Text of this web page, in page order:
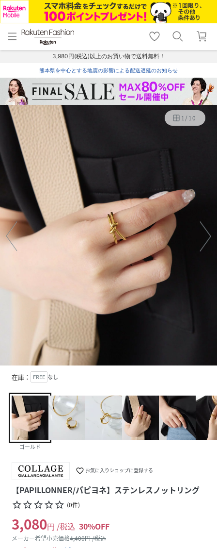
menu home
トップ
shopping_cart lock_outline
ログイン
3,980円(税込)以上のお買い物で送料無料！
熊本県を中心とする地震の影響による配送遅延のお知らせ
1/10
在庫： FREE なし
ゴールド
favorite_border お気に入りショップに登録する
【PAPILLONNER/パピヨネ】ステンレスノットリング
star_borderstar_borderstar_borderstar_borderstar_border (0件)
3,080円 /税込 30%OFF
メーカー希望小売価格4,400円 /税込